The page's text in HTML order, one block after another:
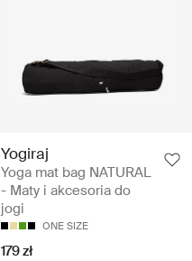
Yogiraj
Yoga mat bag NATURAL
- Maty i akcesoria do
jogi
ONE SIZE
179 zł